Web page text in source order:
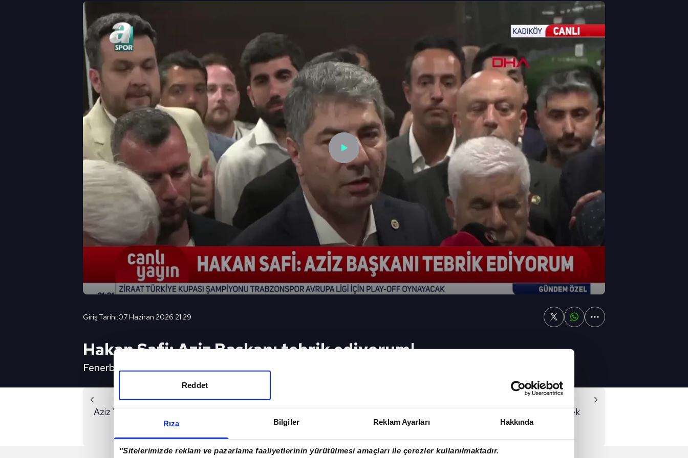
Rıza Bilgiler Reklam Ayarları Hakkında
"Sitelerimizde reklam ve pazarlama faaliyetlerinin yürütülmesi amaçları ile çerezler kullanılmaktadır.
Reddet
Giriş Tarihi:07 Haziran 2026 21:29
Hakan Safi: Aziz Başkanı tebrik ediyorum!
Fenerbahçe'de başkan adaylarından Hakan Safi, çarpıcı açıklamalarda bulundu. İşte o sözler...
Önceki Video
Aziz Yıldırım destekçileri zaferi böyle kutladı!
Barış Göktürk: Fenerbahçeliler tek yürek
olmak zorunda